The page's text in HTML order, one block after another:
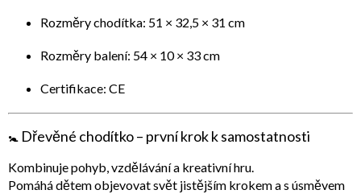
Rozměry chodítka: 51 × 32,5 × 31 cm
Rozměry balení: 54 × 10 × 33 cm
Certifikace: CE
🚼 Dřevěné chodítko – první krok k samostatnosti
Kombinuje pohyb, vzdělávání a kreativní hru.
Pomáhá dětem objevovat svět jistějším krokem a s úsměvem